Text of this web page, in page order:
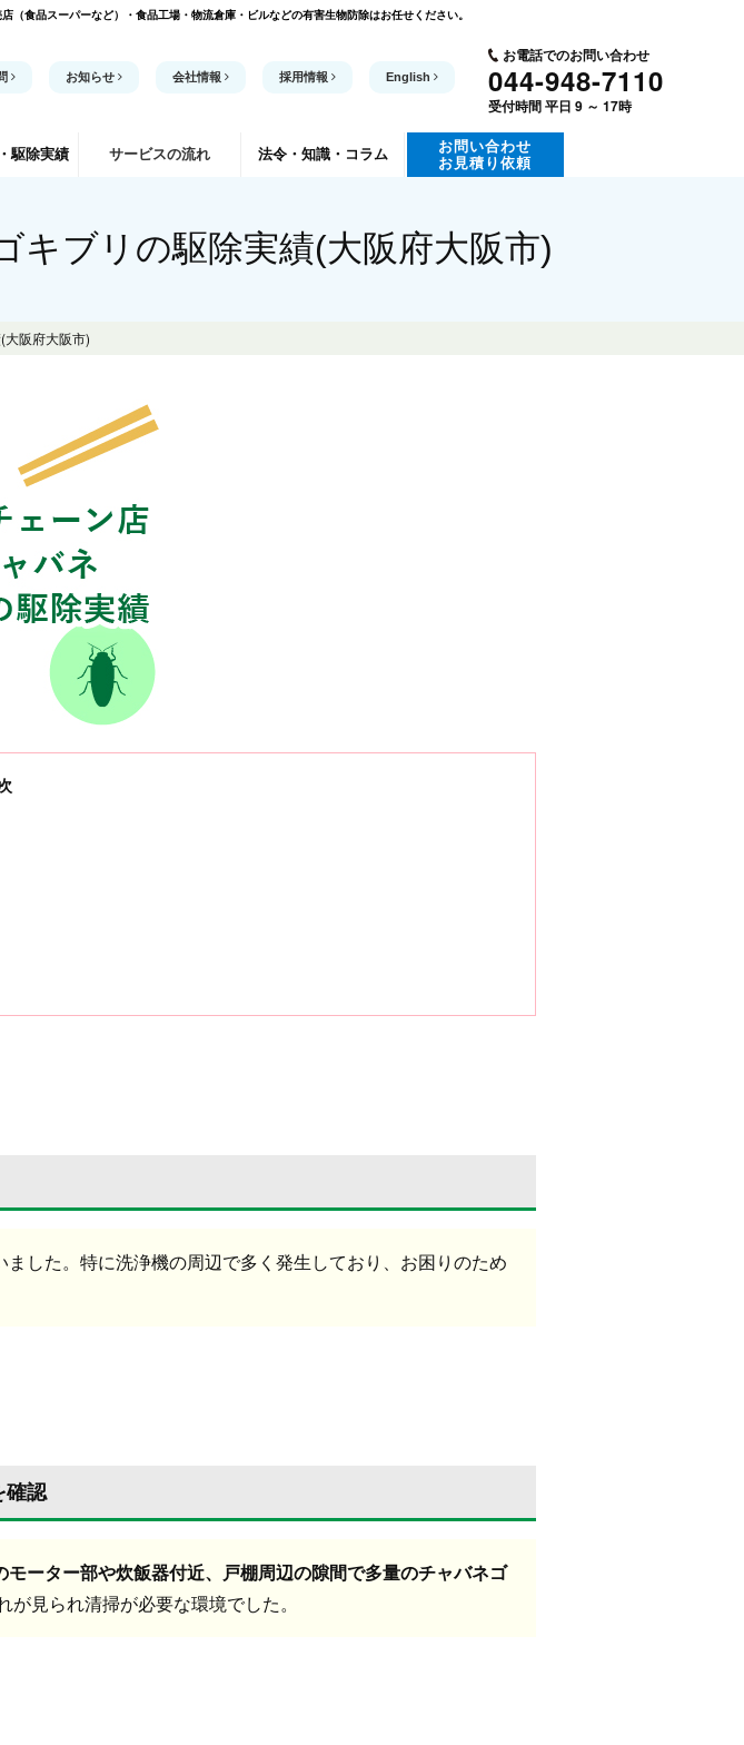
食品スーパーなど）・食品工場・物流倉庫・ビルなどの有害生物防除はお任せください。
お知らせ 会社情報 採用情報 English
お電話でのお問い合わせ
044-948-7110
受付時間 平日 9 ～ 17時
・駆除実績 サービスの流れ 法令・知識・コラム
お問い合わせ
お見積り依頼
キブリの駆除実績(大阪府大阪市)
大阪府大阪市)
した。特に洗浄機の周辺で多く発生しており、お困りのため
確認
モーター部や炊飯器付近、戸棚周辺の隙間で多量のチャバネゴ
見られ清掃が必要な環境でした。